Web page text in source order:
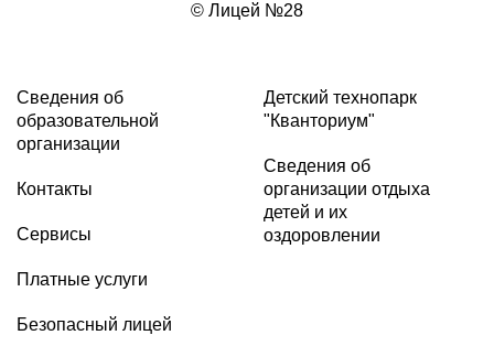
© Лицей №28
Сведения об
образовательной
организации
Контакты
Сервисы
Платные услуги
Безопасный лицей
Детский технопарк
"Кванториум"
Сведения об
организации отдыха
детей и их
оздоровлении